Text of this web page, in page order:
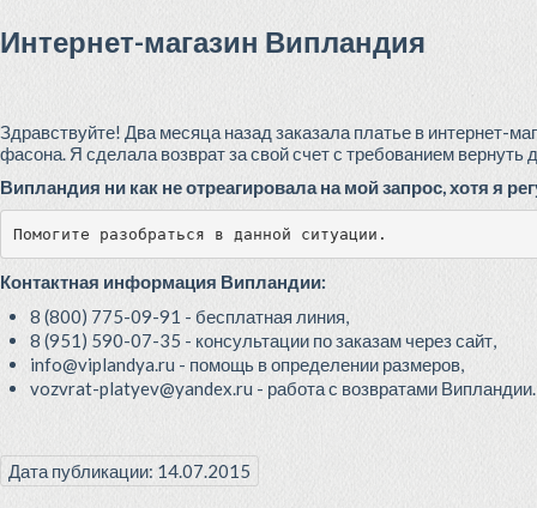
Интернет-магазин Випландия
Здравствуйте! Два месяца назад заказала платье в интернет-
фасона. Я сделала возврат за свой счет с требованием
Випландия ни как не отреагировала на мой запрос, хотя я
Помогите разобраться в данной ситуации.
Контактная информация Випландии:
8 (800) 775-09-91 - бесплатная линия,
8 (951) 590-07-35 - консультации по заказам через сайт,
info@viplandya.ru - помощь в определении размеров,
vozvrat-platyev@yandex.ru - работа с возвратами Випландии.
Дата публикации: 14.07.2015